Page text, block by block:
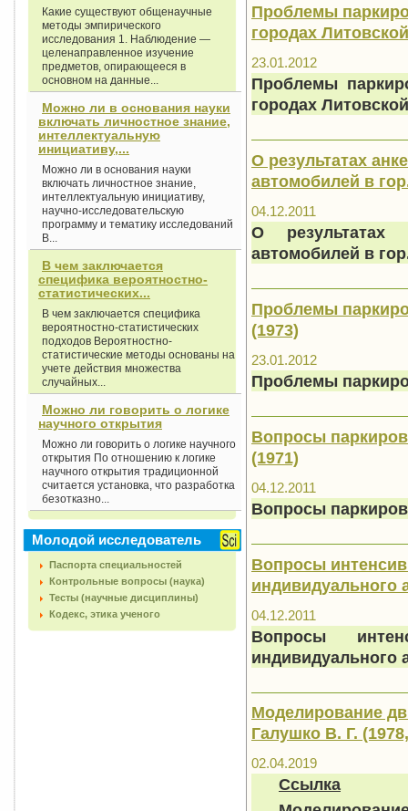
Какие существуют общенаучные
методы эмпирического
исследования 1. Наблюдение —
целенаправленное изучение
предметов, опирающееся в
основном на данные...
Можно ли в основания науки
включать личностное знание,
интеллектуальную
инициативу,...
Можно ли в основания науки
включать личностное знание,
интеллектуальную инициативу,
научно-исследовательскую
программу и тематику исследований
В...
В чем заключается
специфика вероятностно-
статистических...
В чем заключается специфика
вероятностно-статистических
подходов Вероятностно-
статистические методы основаны на
учете действия множества
случайных...
Можно ли говорить о логике
научного открытия
Можно ли говорить о логике научного
открытия По отношению к логике
научного открытия традиционной
считается установка, что разработка
безотказно...
Молодой исследователь
Паспорта специальностей
Контрольные вопросы (наука)
Тесты (научные дисциплины)
Кодекс, этика ученого
Проблемы
городах
23.01.2012
Проблемы
городах
О результатах
автомобилей в
04.12.2011
О результатах
автомобилей в
Проблемы
(1973)
23.01.2012
Проблемы
Вопросы
(1971)
04.12.2011
Вопросы
Вопросы
индивидуального
04.12.2011
Вопросы
индивидуального
Моделирование
Галушко В. Г.
02.04.2019
Ссылка